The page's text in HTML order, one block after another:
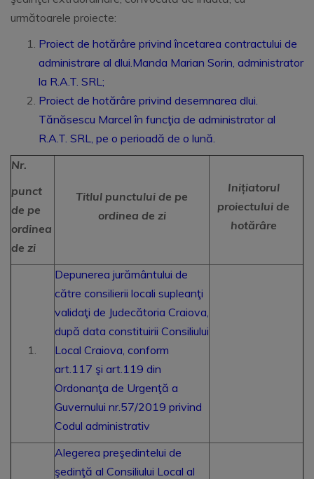
următoarele proiecte:
Proiect de hotărâre privind încetarea contractului de
administrare al dlui.Manda Marian Sorin, administrator
la R.A.T. SRL;
Proiect de hotărâre privind desemnarea dlui.
Tănăsescu Marcel în funcţia de administrator al
R.A.T. SRL, pe o perioadă de o lună.
Nr.
punct
de pe
ordinea
de zi
Titlul punctului de pe
ordinea de zi
Inițiatorul
proiectului de
hotărâre
Depunerea jurământului de
către consilierii locali supleanţi
validaţi de Judecătoria Craiova,
după data constituirii Consiliului
Local Craiova, conform
art.117 şi art.119 din
Ordonanţa de Urgenţă a
Guvernului nr.57/2019 privind
Codul administrativ
Alegerea preşedintelui de
şedinţă al Consiliului Local al